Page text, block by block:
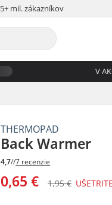
5+ mil. zákazníkov
V
THERMOPAD
Back Warmer
4,7//7 recenzie
0,65 € 1,95 € UŠETRITE